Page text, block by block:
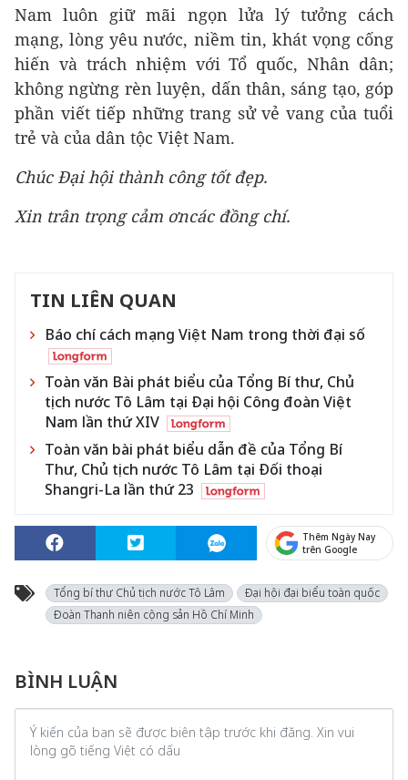
Nam luôn giữ mãi ngọn lửa lý tưởng cách
mạng, lòng yêu nước, niềm tin, khát vọng cống
hiến và trách nhiệm với Tổ quốc, Nhân dân;
không ngừng rèn luyện, dấn thân, sáng tạo, góp
phần viết tiếp những trang sử vẻ vang của tuổi
trẻ và của dân tộc Việt Nam.
Chúc Đại hội thành công tốt đẹp.
Xin trân trọng cảm ơncác đồng chí.
TIN LIÊN QUAN
Báo chí cách mạng Việt Nam trong thời đại số
Toàn văn Bài phát biểu của Tổng Bí thư, Chủ
tịch nước Tô Lâm tại Đại hội Công đoàn Việt
Nam lần thứ XIV
Toàn văn bài phát biểu dẫn đề của Tổng Bí
Thư, Chủ tịch nước Tô Lâm tại Đối thoại
Shangri-La lần thứ 23
Thêm Ngày Nay
trên Google
Tổng bí thư Chủ tịch nước Tô Lâm
Đại hội đại biểu toàn quốc
Đoàn Thanh niên cộng sản Hồ Chí Minh
BÌNH LUẬN